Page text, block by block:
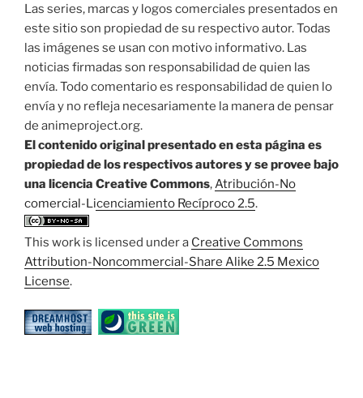
Las series, marcas y logos comerciales presentados en
este sitio son propiedad de su respectivo autor. Todas
las imágenes se usan con motivo informativo. Las
noticias firmadas son responsabilidad de quien las
envía. Todo comentario es responsabilidad de quien lo
envía y no refleja necesariamente la manera de pensar
de animeproject.org.
El contenido original presentado en esta página es
propiedad de los respectivos autores y se provee bajo
una licencia Creative Commons,Atribución-No
comercial-Licenciamiento Recíproco 2.5.
This work is licensed under a Creative Commons
Attribution-Noncommercial-Share Alike 2.5 Mexico
License.